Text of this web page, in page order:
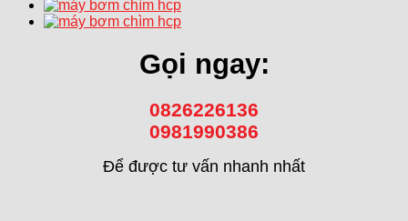
Gọi ngay:
0826226136
0981990386
Để được tư vấn nhanh nhất